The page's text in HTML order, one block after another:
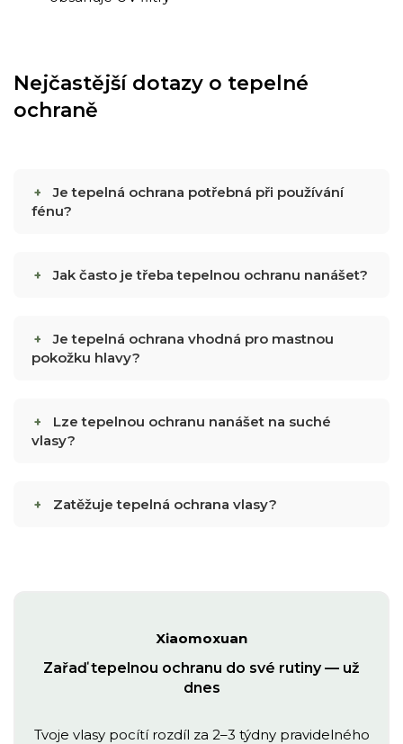
Nejčastější dotazy o tepelné
ochraně
Je tepelná ochrana potřebná při používání
fénu?
Jak často je třeba tepelnou ochranu nanášet?
Je tepelná ochrana vhodná pro mastnou
pokožku hlavy?
Lze tepelnou ochranu nanášet na suché
vlasy?
Zatěžuje tepelná ochrana vlasy?
Xiaomoxuan
Zařaď tepelnou ochranu do své rutiny — už
dnes
Tvoje vlasy pocítí rozdíl za 2–3 týdny pravidelného